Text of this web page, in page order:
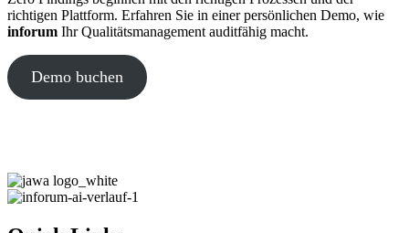
richtigen Plattform. Erfahren Sie in einer persönlichen Demo, wie
inforum Ihr Qualitätsmanagement auditfähig macht.
Demo buchen